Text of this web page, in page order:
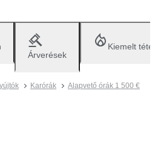
Árverések
Kiemelt
Karórák
Alapvető órák 1 500 €